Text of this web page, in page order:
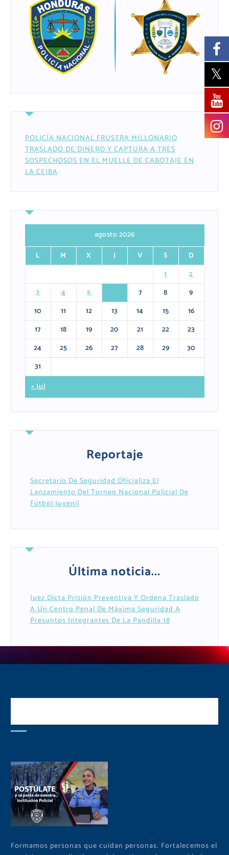
POLICÍA NACIONAL FRUSTRA MILLONARIO
TRASLADO DE DINERO Y CAPTURA A TRES
SOSPECHOSOS EN EL MUELLE DE CABOTAJE EN
LA CEIBA
agosto 2026
L
M X J V S
D
1
2
3
4 5 7 8
9
10
11 12 13 14 15
16
17
18 19 20 21 22
23
24
25 26 27 28 29
30
31
« Jul
Reportaje
Secretario De Seguridad Oficializa El
Lanzamiento Del Torneo Nacional Policial De
Fútbol Juvenil
Última noticia...
Juez Dicta Prisión Preventiva Y Ordena Traslado
A Un Centro Penal De Máxima Seguridad A
Presuntos Integrantes De La Pandilla 18
Formamos personas que cuidan personas. Fortalecemos el